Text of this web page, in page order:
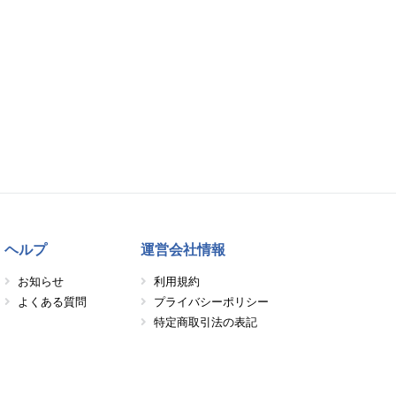
ヘルプ
お知らせ
よくある質問
運営会社情報
利用規約
プライバシーポリシー
特定商取引法の表記